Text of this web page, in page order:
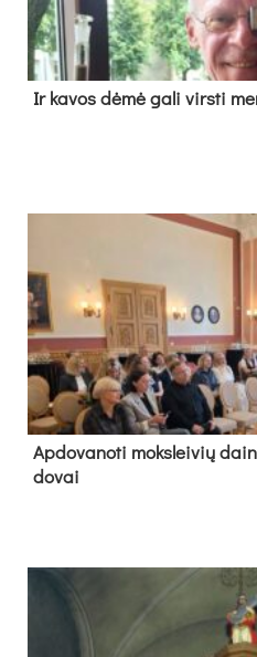
Ir ka­vos dė­mė ga­li virs­ti
Ap­do­va­no­ti moks­lei­vių
do­vai